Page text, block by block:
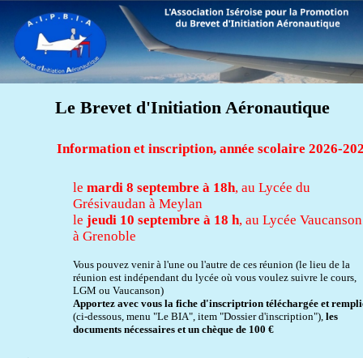
Le Brevet d'Initiation Aéronautique
Information et inscription, année scolaire 2026-
le mardi 8 septembre à 18h, au Lycée du
Grésivaudan à Meylan
le jeudi 10 septembre à 18 h, au Lycée Vaucanson
à Grenoble
Vous pouvez venir à l'une ou l'autre de ces réunion (le lieu de la
réunion est indépendant du lycée où vous voulez suivre le cours,
LGM ou Vaucanson)
Apportez avec vous la fiche d'inscriptrion téléchargée et
(ci-dessous, menu "Le BIA", item "Dossier d'inscription"), les
documents nécessaires et un chèque de 100 €